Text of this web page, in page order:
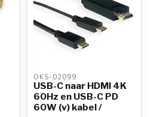
OKS-02099
USB-C naar HDMI 4K
60Hz en USB-C PD
60W (v) kabel /